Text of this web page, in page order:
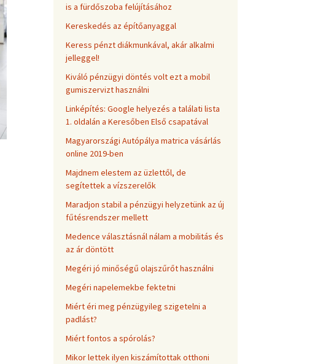
is a fürdőszoba felújításához
Kereskedés az építőanyaggal
Keress pénzt diákmunkával, akár alkalmi
jelleggel!
Kiváló pénzügyi döntés volt ezt a mobil
gumiszervizt használni
Linképítés: Google helyezés a találati lista
1. oldalán a Keresőben Első csapatával
Magyarországi Autópálya matrica vásárlás
online 2019-ben
Majdnem elestem az üzlettől, de
segítettek a vízszerelők
Maradjon stabil a pénzügyi helyzetünk az új
fűtésrendszer mellett
Medence választásnál nálam a mobilitás és
az ár döntött
Megéri jó minőségű olajszűrőt használni
Megéri napelemekbe fektetni
Miért éri meg pénzügyileg szigetelni a
padlást?
Miért fontos a spórolás?
Mikor lettek ilyen kiszámítottak otthoni